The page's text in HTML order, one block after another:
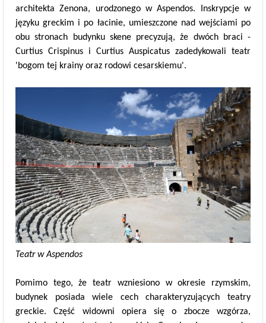
architekta Zenona, urodzonego w Aspendos. Inskrypcje w
języku greckim i po łacinie, umieszczone nad wejściami po
obu stronach budynku skene precyzują, że dwóch braci -
Curtius Crispinus i Curtius Auspicatus zadedykowali teatr
'bogom tej krainy oraz rodowi cesarskiemu'.
Teatr w Aspendos
Pomimo tego, że teatr wzniesiono w okresie rzymskim,
budynek posiada wiele cech charakteryzujących teatry
greckie. Część widowni opiera się o zbocze wzgórza,